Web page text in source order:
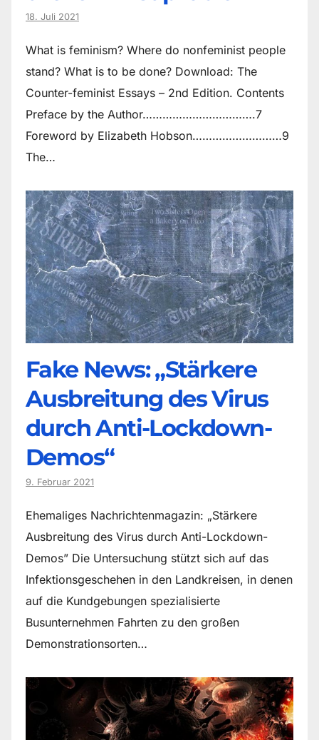
18. Juli 2021
What is feminism? Where do non­feminist people
stand? What is to be done? Download: The
Counter-feminist Essays – 2nd Edition. Contents
Preface by the Author…………………………….7
Foreword by Elizabeth Hobson………………………9
The…
Fake News: „Stärkere
Ausbreitung des Virus
durch Anti-Lockdown-
Demos“
9. Februar 2021
Ehemaliges Nachrichtenmagazin: „Stärkere
Ausbreitung des Virus durch Anti-Lockdown-
Demos” Die Untersuchung stützt sich auf das
Infektionsgeschehen in den Landkreisen, in denen
auf die Kundgebungen spezialisierte
Busunternehmen Fahrten zu den großen
Demonstrationsorten…